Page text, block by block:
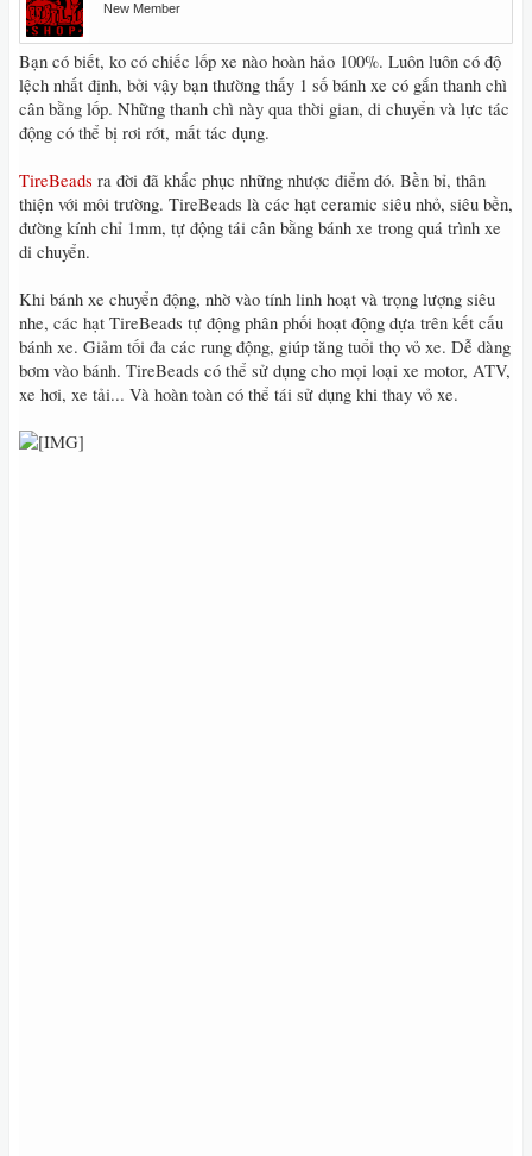
New Member
Bạn có biết, ko có chiếc lốp xe nào hoàn hảo 100%. Luôn luôn có độ
lệch nhất định, bởi vậy bạn thường thấy 1 số bánh xe có gắn thanh chì
cân bằng lốp. Những thanh chì này qua thời gian, di chuyển và lực tác
động có thể bị rơi rớt, mất tác dụng.
TireBeads ra đời đã khắc phục những nhược điểm đó. Bền bỉ, thân
thiện với môi trường. TireBeads là các hạt ceramic siêu nhỏ, siêu bền,
đường kính chỉ 1mm, tự động tái cân bằng bánh xe trong quá trình xe
di chuyển.
Khi bánh xe chuyển động, nhờ vào tính linh hoạt và trọng lượng siêu
nhe, các hạt TireBeads tự động phân phối hoạt động dựa trên kết cấu
bánh xe. Giảm tối đa các rung động, giúp tăng tuổi thọ vỏ xe. Dễ dàng
bơm vào bánh. TireBeads có thể sử dụng cho mọi loại xe motor, ATV,
xe hơi, xe tải... Và hoàn toàn có thể tái sử dụng khi thay vỏ xe.